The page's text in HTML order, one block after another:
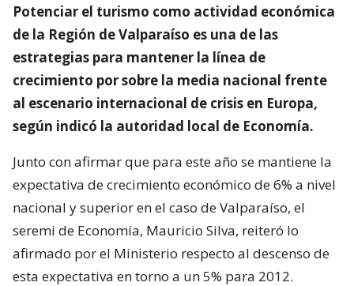
Potenciar el turismo como actividad económica
de la Región de Valparaíso es una de las
estrategias para mantener la línea de
crecimiento por sobre la media nacional frente
al escenario internacional de crisis en Europa,
según indicó la autoridad local de Economía.
Junto con afirmar que para este año se mantiene la
expectativa de crecimiento económico de 6% a nivel
nacional y superior en el caso de Valparaíso, el
seremi de Economía, Mauricio Silva, reiteró lo
afirmado por el Ministerio respecto al descenso de
esta expectativa en torno a un 5% para 2012.